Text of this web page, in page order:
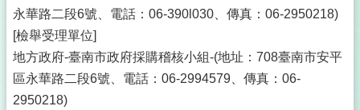
永華路二段6號、電話：06-390l030、傳真：06-2950218)
[檢舉受理單位]
地方政府-臺南市政府採購稽核小組-(地址：708臺南市安平
區永華路二段6號、電話：06-2994579、傳真：06-
2950218)